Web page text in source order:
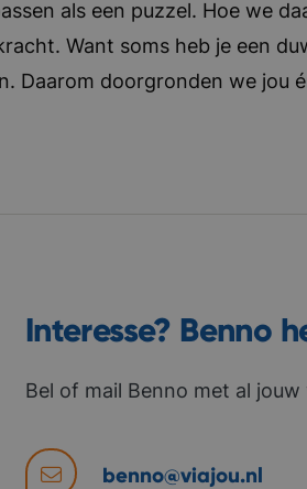
als een puzzel. Hoe we
Want soms heb je een
Daarom doorgronden we jou
Interesse? Benno
Bel of mail Benno met al
benno@viajou.nl